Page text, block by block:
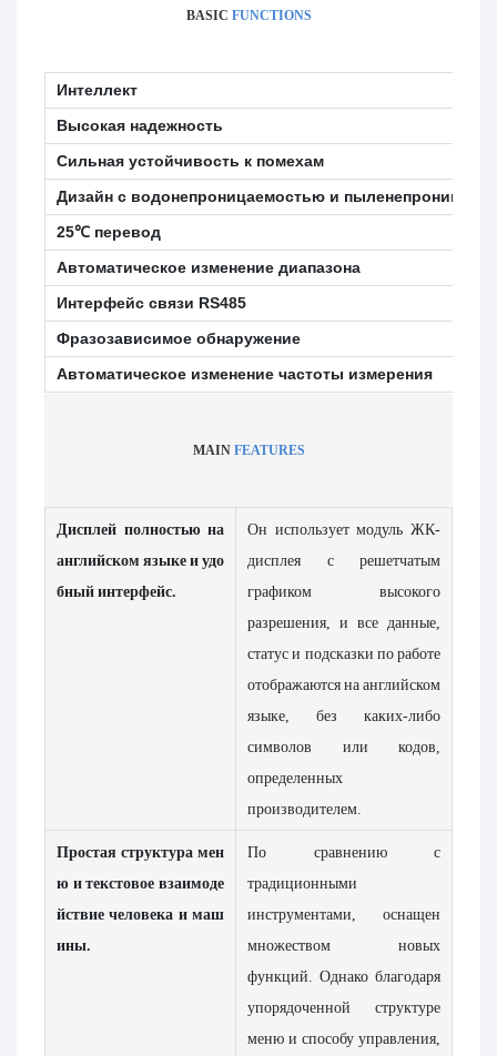
BASIC FUNCTIONS
Интеллект
Высокая надежность
Сильная устойчивость к помехам
Дизайн с водонепроницаемостью и
25℃ перевод
Автоматическое изменение диапазона
Интерфейс связи RS485
Фразозависимое обнаружение
Автоматическое изменение частоты измерения
MAIN FEATURES
Дисплей полностью на
английском языке и удо
бный интерфейс.
Он использует модуль ЖК-
дисплея с решетчатым
графиком высокого
разрешения, и все данные,
статус и подсказки по работе
отображаются на английском
языке, без каких-либо
символов или кодов,
определенных
производителем.
Простая структура мен
ю и текстовое взаимоде
йствие человека и маш
ины.
По сравнению с
традиционными
инструментами, оснащен
множеством новых
функций. Однако благодаря
упорядоченной структуре
меню и способу управления,